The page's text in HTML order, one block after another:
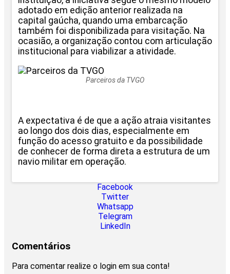
adotado em edição anterior realizada na
capital gaúcha, quando uma embarcação
também foi disponibilizada para visitação. Na
ocasião, a organização contou com articulação
institucional para viabilizar a atividade.
Parceiros da TVGO
A expectativa é de que a ação atraia visitantes
ao longo dos dois dias, especialmente em
função do acesso gratuito e da possibilidade
de conhecer de forma direta a estrutura de um
navio militar em operação.
Facebook
Twitter
Whatsapp
Telegram
LinkedIn
Comentários
Para comentar realize o login em sua conta!